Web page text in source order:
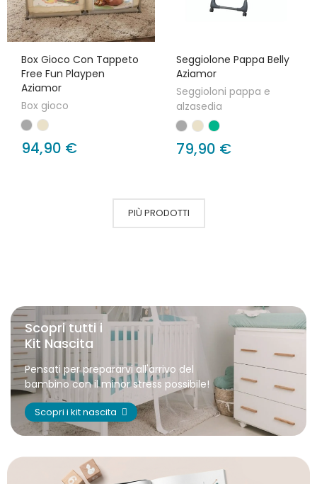
Box Gioco Con Tappeto
Free Fun Playpen
Aziamor
Box gioco
94,90 €
Seggiolone Pappa Belly
Aziamor
Seggioloni pappa e
alzasedia
79,90 €
PIÙ PRODOTTI
Scopri tutti i
Kit Nascita
Pensati per prepararvi all'arrivo del
bambino con il minor stress possibile!
Scopri i kit nascita